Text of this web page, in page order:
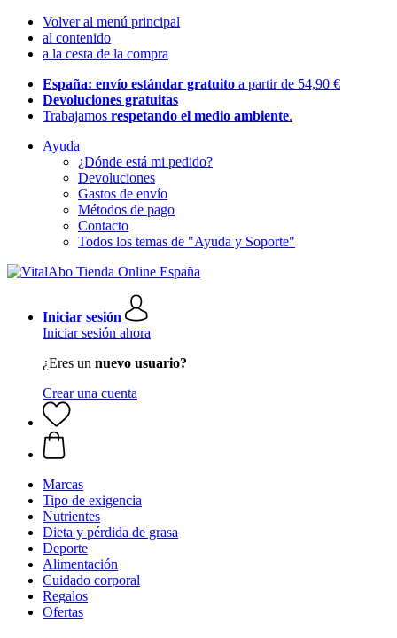
Volver al menú principal
al contenido
a la cesta de la compra
España: envío estándar gratuito a partir de 54,90 €
Devoluciones gratuitas
Trabajamos respetando el medio ambiente.
Ayuda
¿Dónde está mi pedido?
Devoluciones
Gastos de envío
Métodos de pago
Contacto
Todos los temas de "Ayuda y Soporte"
Iniciar sesión
Iniciar sesión ahora
¿Eres un nuevo usuario?
Crear una cuenta
Marcas
Tipo de exigencia
Nutrientes
Dieta y pérdida de grasa
Deporte
Alimentación
Cuidado corporal
Regalos
Ofertas